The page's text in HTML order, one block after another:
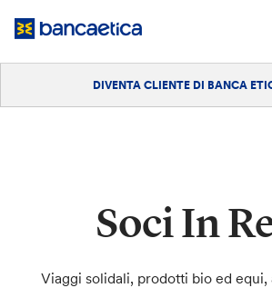
DIVENTA CLIENTE DI BANCA
Soci In
Viaggi solidali, prodotti bio ed